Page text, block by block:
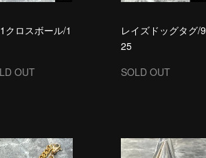
クロスボール/1
OUT
レイズドッグタグ/9
25
SOLD OUT